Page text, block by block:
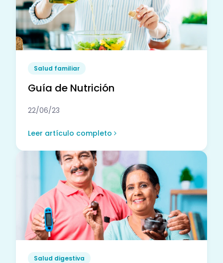
Salud familiar
Guía de Nutrición
22/06/23
Leer artículo completo
Salud digestiva